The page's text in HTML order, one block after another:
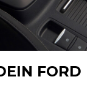
FORD